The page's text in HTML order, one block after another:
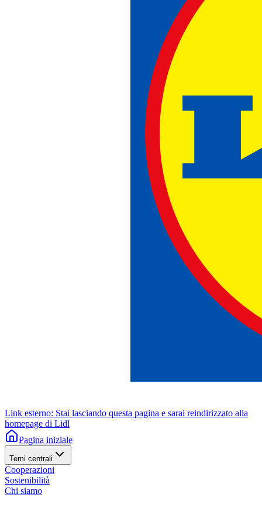
Link esterno: Stai lasciando questa pagina e sarai reindirizzato alla
homepage di Lidl
Pagina iniziale
Temi centrali
Cooperazioni
Sostenibilità
Chi siamo